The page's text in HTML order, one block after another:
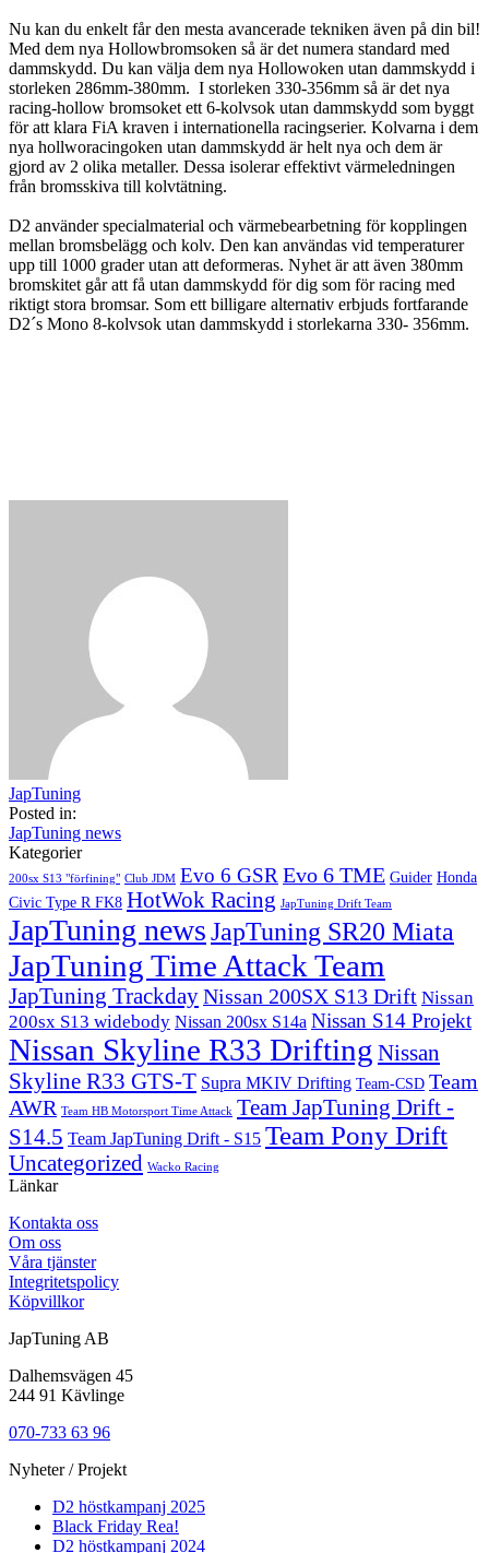
Nu kan du enkelt får den mesta avancerade tekniken även på din bil!
Med dem nya Hollowbromsoken så är det numera standard med
dammskydd. Du kan välja dem nya Hollowoken utan dammskydd i
storleken 286mm-380mm. I storleken 330-356mm så är det nya
racing-hollow bromsoket ett 6-kolvsok utan dammskydd som byggt
för att klara FiA kraven i internationella racingserier. Kolvarna i dem
nya hollworacingoken utan dammskydd är helt nya och dem är
gjord av 2 olika metaller. Dessa isolerar effektivt värmeledningen
från bromsskiva till kolvtätning.
D2 använder specialmaterial och värmebearbetning för kopplingen
mellan bromsbelägg och kolv. Den kan användas vid temperaturer
upp till 1000 grader utan att deformeras. Nyhet är att även 380mm
bromskitet går att få utan dammskydd för dig som för racing med
riktigt stora bromsar. Som ett billigare alternativ erbjuds fortfarande
D2´s Mono 8-kolvsok utan dammskydd i storlekarna 330- 356mm.
JapTuning
Posted in:
JapTuning news
Kategorier
200sx S13 "förfining" Club JDM Evo 6 GSR Evo 6 TME Guider Honda
Civic Type R FK8 HotWok Racing JapTuning Drift Team
JapTuning newsJapTuning SR20 Miata
JapTuning Time Attack Team
JapTuning TrackdayNissan 200SX S13 Drift Nissan
200sx S13 widebody Nissan 200sx S14a Nissan S14 Projekt
Nissan Skyline R33 Drifting Nissan
Skyline R33 GTS-T Supra MKIV Drifting Team-CSD Team
AWR Team HB Motorsport Time Attack Team JapTuning Drift -
S14.5 Team JapTuning Drift - S15 Team Pony Drift
Uncategorized Wacko Racing
Länkar
Kontakta oss
Om oss
Våra tjänster
Integritetspolicy
Köpvillkor
JapTuning AB
Dalhemsvägen 45
244 91 Kävlinge
070-733 63 96
Nyheter / Projekt
D2 höstkampanj 2025
Black Friday Rea!
D2 höstkampanj 2024